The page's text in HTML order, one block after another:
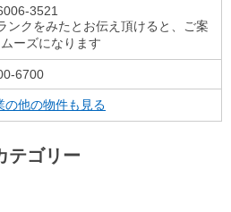
3521
ンクをみたとお伝え頂けると、ご案
ーズになります
6700
の他の物件も見る
テゴリー